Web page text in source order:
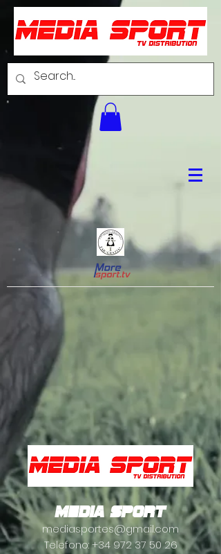
Media Sport
mediasportes@gmail.com
Telefono:+34 972 37 50 26